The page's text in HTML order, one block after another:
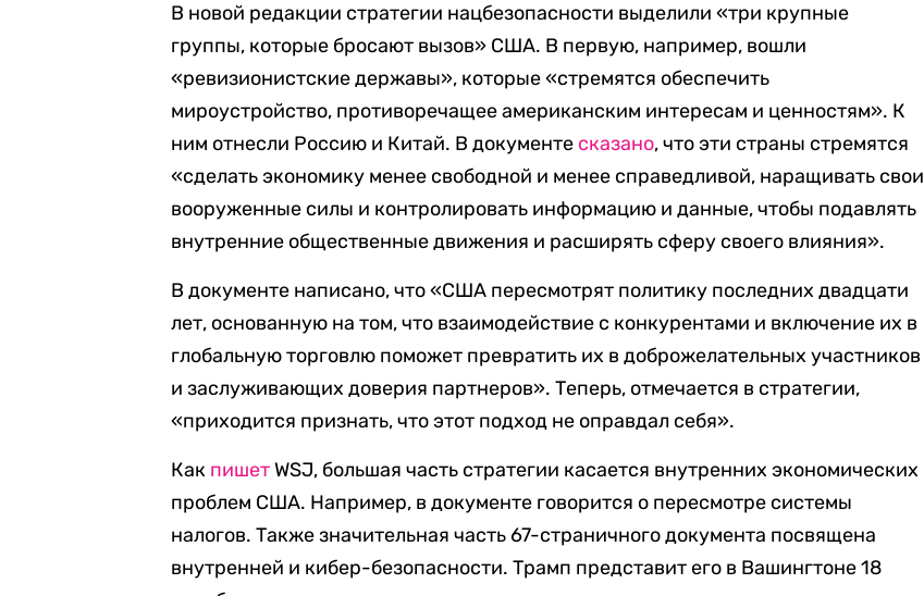
В новой редакции стратегии нацбезопасности выделили «три крупные
группы, которые бросают вызов» США. В первую, например, вошли
«ревизионистские державы», которые «стремятся обеспечить
мироустройство, противоречащее американским интересам и ценностям». К
ним отнесли Россию и Китай. В документе сказано, что эти страны стремятся
«сделать экономику менее свободной и менее справедливой, наращивать свои
вооруженные силы и контролировать информацию и данные, чтобы подавлять
внутренние общественные движения и расширять сферу своего влияния».
В документе написано, что «США пересмотрят политику последних двадцати
лет, основанную на том, что взаимодействие с конкурентами и включение их в
глобальную торговлю поможет превратить их в доброжелательных участников
и заслуживающих доверия партнеров». Теперь, отмечается в стратегии,
«приходится признать, что этот подход не оправдал себя».
Как пишет WSJ, большая часть стратегии касается внутренних экономических
проблем США. Например, в документе говорится о пересмотре системы
налогов. Также значительная часть 67-страничного документа посвящена
внутренней и кибер-безопасности. Трамп представит его в Вашингтоне 18